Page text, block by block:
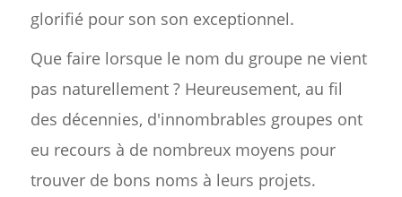
glorifié pour son son exceptionnel.
Que faire lorsque le nom du groupe ne vient
pas naturellement ? Heureusement, au fil
des décennies, d'innombrables groupes ont
eu recours à de nombreux moyens pour
trouver de bons noms à leurs projets.